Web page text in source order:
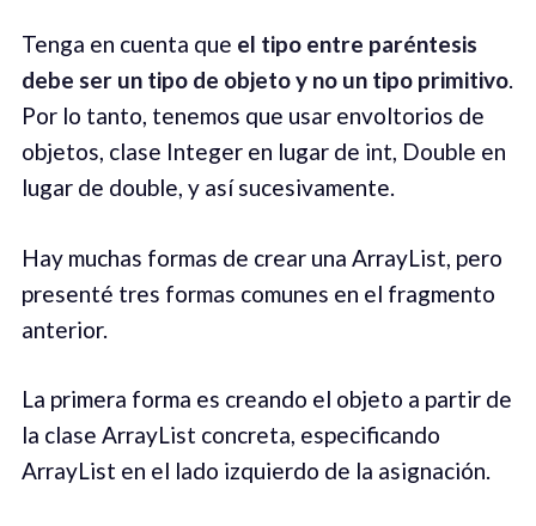
Tenga en cuenta que el tipo entre paréntesis
debe ser un tipo de objeto y no un tipo primitivo.
Por lo tanto, tenemos que usar envoltorios de
objetos, clase Integer en lugar de int, Double en
lugar de double, y así sucesivamente.
Hay muchas formas de crear una ArrayList, pero
presenté tres formas comunes en el fragmento
anterior.
La primera forma es creando el objeto a partir de
la clase ArrayList concreta, especificando
ArrayList en el lado izquierdo de la asignación.